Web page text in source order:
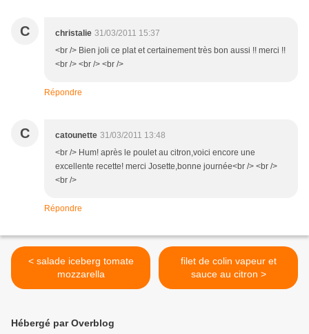
C christalie 31/03/2011 15:37
<br /> Bien joli ce plat et certainement très bon aussi !! merci !!
<br /> <br /> <br />
Répondre
C catounette 31/03/2011 13:48
<br /> Hum! après le poulet au citron,voici encore une
excellente recette! merci Josette,bonne journée<br /> <br />
<br />
Répondre
< salade iceberg tomate
mozzarella
filet de colin vapeur et
sauce au citron >
Hébergé par Overblog